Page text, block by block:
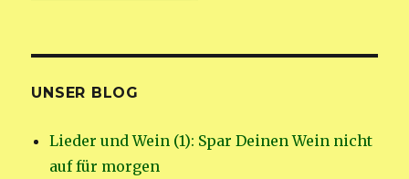
UNSER BLOG
Lieder und Wein (1): Spar Deinen Wein nicht
auf für morgen